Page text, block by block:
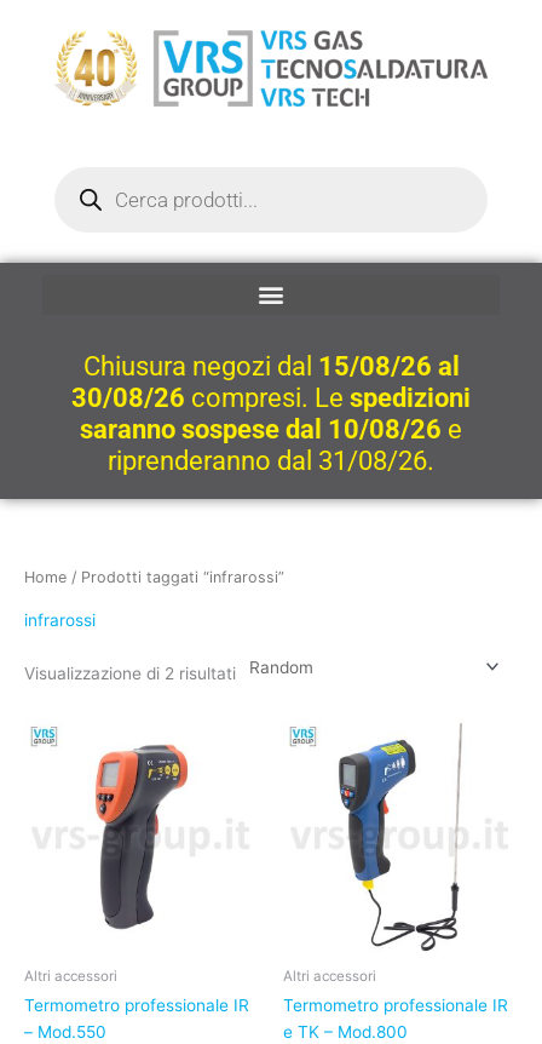
contenuto
Chiusura negozi dal 15/08/26 al
30/08/26 compresi. Le spedizioni
saranno sospese dal 10/08/26 e
riprenderanno dal 31/08/26.
Home / Prodotti taggati “infrarossi”
infrarossi
Visualizzazione di 2 risultati
Altri accessori
Termometro professionale IR
– Mod.550
Altri accessori
Termometro professionale IR
e TK – Mod.800